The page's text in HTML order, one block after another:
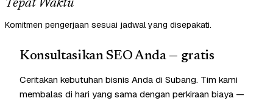
Tepat Waktu
Komitmen pengerjaan sesuai jadwal yang disepakati.
Konsultasikan SEO Anda — gratis
Ceritakan kebutuhan bisnis Anda di Subang. Tim kami
membalas di hari yang sama dengan perkiraan biaya —